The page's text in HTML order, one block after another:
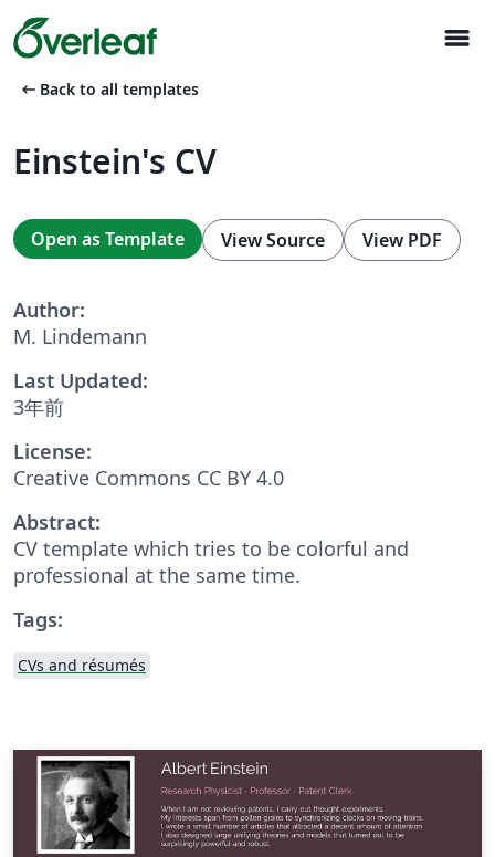
menu
arrow_left_alt Back to all templates
Einstein's CV
Open as Template View Source View PDF
Author:
M. Lindemann
Last Updated:
3年前
License:
Creative Commons CC BY 4.0
Abstract:
CV template which tries to be colorful and
professional at the same time.
Tags:
CVs and résumés